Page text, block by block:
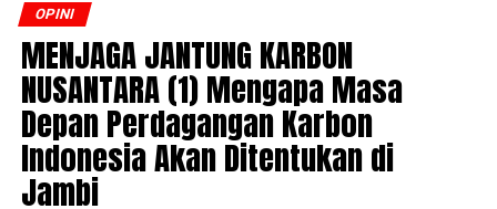
OPINI
MENJAGA JANTUNG KARBON
NUSANTARA (1) Mengapa Masa
Depan Perdagangan Karbon
Indonesia Akan Ditentukan di
Jambi